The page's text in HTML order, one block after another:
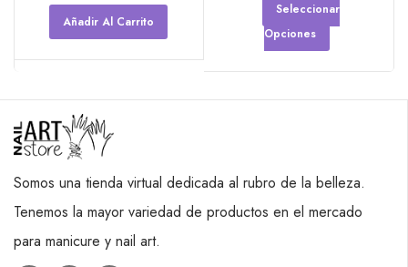
Añadir Al Carrito
Seleccionar
Opciones
Somos una tienda virtual dedicada al rubro de la belleza.
Tenemos la mayor variedad de productos en el mercado
para manicure y nail art.